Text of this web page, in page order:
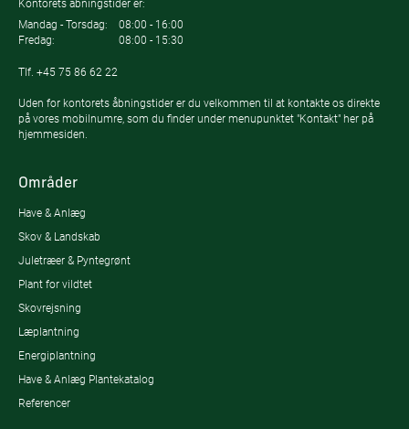
Kontorets åbningstider er:
Mandag - Torsdag:
08:00 - 16:00
Fredag:
08:00 - 15:30
Tlf. +45 75 86 62 22
Uden for kontorets åbningstider er du velkommen til at kontakte os direkte
på vores mobilnumre, som du finder under menupunktet "Kontakt" her på
hjemmesiden.
Områder
Have & Anlæg
Skov & Landskab
Juletræer & Pyntegrønt
Plant for vildtet
Skovrejsning
Læplantning
Energiplantning
Have & Anlæg Plantekatalog
Referencer